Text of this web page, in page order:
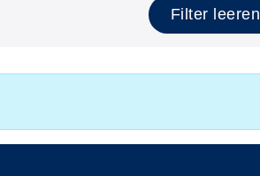
Filter leeren